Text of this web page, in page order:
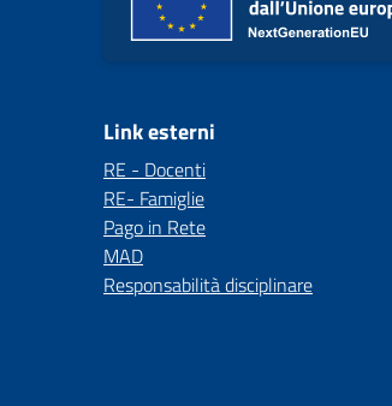
Link esterni
RE - Docenti
RE- Famiglie
Pago in Rete
MAD
Responsabilità disciplinare